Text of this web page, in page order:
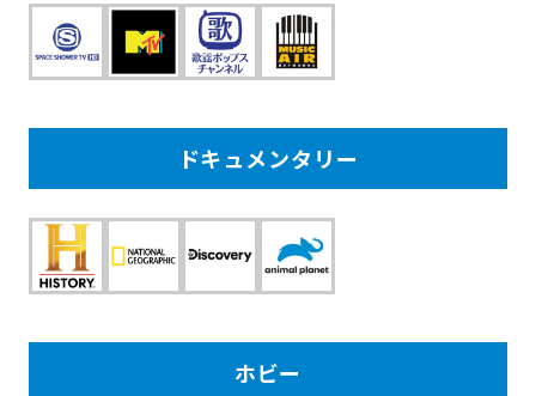
ドキュメンタリー
ホビー